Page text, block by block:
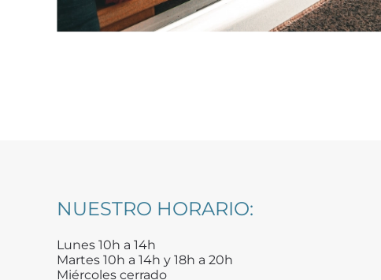
NUESTRO HORARIO:
Lunes 10h a 14h
Martes 10h a 14h y 18h a 20h
Miércoles cerrado